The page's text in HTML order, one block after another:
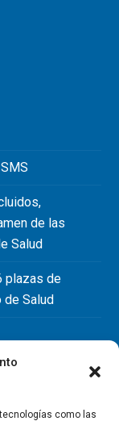
como las
de las
Salud
plazas de
de Salud